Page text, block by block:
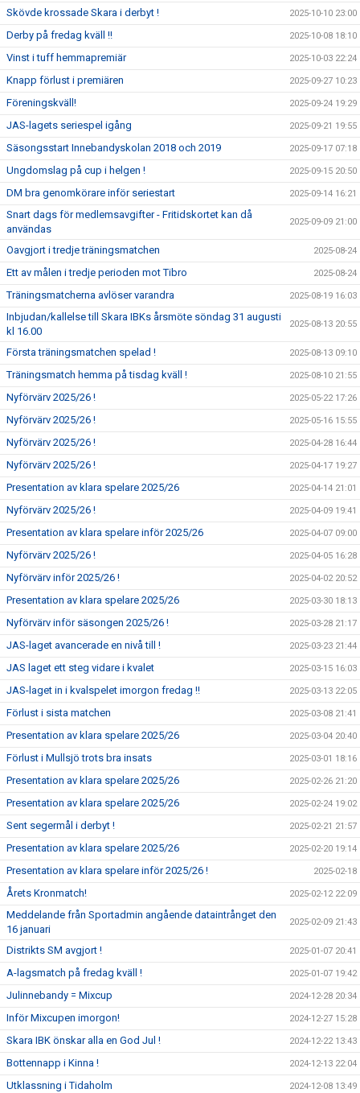
Skövde krossade Skara i derbyt ! 2025-10-10 23:00
Derby på fredag kväll !! 2025-10-08 18:10
Vinst i tuff hemmapremiär 2025-10-03 22:24
Knapp förlust i premiären 2025-09-27 10:23
Föreningskväll! 2025-09-24 19:29
JAS-lagets seriespel igång 2025-09-21 19:55
Säsongsstart Innebandyskolan 2018 och 2019 2025-09-17 07:18
Ungdomslag på cup i helgen ! 2025-09-15 20:50
DM bra genomkörare inför seriestart 2025-09-14 16:21
Snart dags för medlemsavgifter - Fritidskortet kan då
användas
2025-09-09 21:00
Oavgjort i tredje träningsmatchen 2025-08-24
Ett av målen i tredje perioden mot Tibro 2025-08-24
Träningsmatcherna avlöser varandra 2025-08-19 16:03
Inbjudan/kallelse till Skara IBKs årsmöte söndag 31 augusti
kl 16.00
2025-08-13 20:55
Första träningsmatchen spelad ! 2025-08-13 09:10
Träningsmatch hemma på tisdag kväll ! 2025-08-10 21:55
Nyförvärv 2025/26 ! 2025-05-22 17:26
Nyförvärv 2025/26 ! 2025-05-16 15:55
Nyförvärv 2025/26 ! 2025-04-28 16:44
Nyförvärv 2025/26 ! 2025-04-17 19:27
Presentation av klara spelare 2025/26 2025-04-14 21:01
Nyförvärv 2025/26 ! 2025-04-09 19:41
Presentation av klara spelare inför 2025/26 2025-04-07 09:00
Nyförvärv 2025/26 ! 2025-04-05 16:28
Nyförvärv inför 2025/26 ! 2025-04-02 20:52
Presentation av klara spelare 2025/26 2025-03-30 18:13
Nyförvärv inför säsongen 2025/26 ! 2025-03-28 21:17
JAS-laget avancerade en nivå till ! 2025-03-23 21:44
JAS laget ett steg vidare i kvalet 2025-03-15 16:03
JAS-laget in i kvalspelet imorgon fredag !! 2025-03-13 22:05
Förlust i sista matchen 2025-03-08 21:41
Presentation av klara spelare 2025/26 2025-03-04 20:40
Förlust i Mullsjö trots bra insats 2025-03-01 18:16
Presentation av klara spelare 2025/26 2025-02-26 21:20
Presentation av klara spelare 2025/26 2025-02-24 19:02
Sent segermål i derbyt ! 2025-02-21 21:57
Presentation av klara spelare 2025/26 2025-02-20 19:14
Presentation av klara spelare inför 2025/26 ! 2025-02-18
Årets Kronmatch! 2025-02-12 22:09
Meddelande från Sportadmin angående dataintrånget den
16 januari
2025-02-09 21:43
Distrikts SM avgjort ! 2025-01-07 20:41
A-lagsmatch på fredag kväll ! 2025-01-07 19:42
Julinnebandy = Mixcup 2024-12-28 20:34
Inför Mixcupen imorgon! 2024-12-27 15:28
Skara IBK önskar alla en God Jul ! 2024-12-22 13:43
Bottennapp i Kinna ! 2024-12-13 22:04
Utklassning i Tidaholm 2024-12-08 13:49